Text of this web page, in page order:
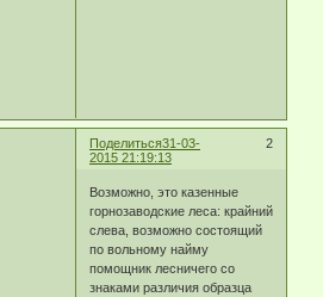
Поделиться 2
31-03-
2015 21:19:13
Возможно, это казенные
горнозаводские леса: крайний
слева, возможно состоящий
по вольному найму
помощник лесничего со
знаками различия образца